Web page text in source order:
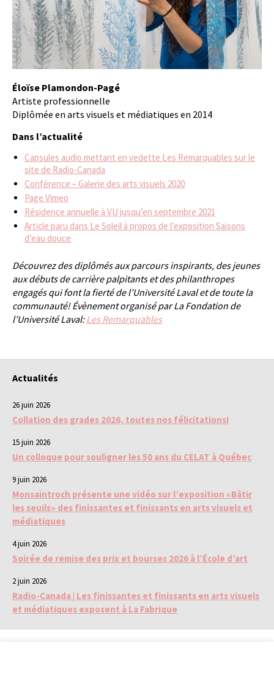
Éloïse Plamondon-Pagé
Artiste professionnelle
Diplômée en arts visuels et médiatiques en 2014
Dans l’actualité
Capsules audio mettant en vedette Les Remarquables sur le
site de Radio-Canada
Conférence – Galerie des arts visuels 2020
Page Vimeo
Résidence annuelle à VU jusqu’en septembre 2021
Article paru dans Le Soleil à propos de l’exposition Saisons
d’eau douce
Découvrez des diplômés aux parcours inspirants, des jeunes
aux débuts de carrière palpitants et des philanthropes
engagés qui font la fierté de l’Université Laval et de toute la
communauté! Évènement organisé par La Fondation de
l’Université Laval:Les Remarquables
Actualités
26 juin 2026
Collation des grades 2026, toutes nos félicitations!
15 juin 2026
Un colloque pour souligner les 50 ans du CELAT à Québec
9 juin 2026
Monsaintroch présente une vidéo sur l’exposition «Bâtir
les seuils» des finissantes et finissants en arts visuels et
médiatiques
4 juin 2026
Soirée de remise des prix et bourses 2026 à l’École d’art
2 juin 2026
Radio-Canada | Les finissantes et finissants en arts visuels
et médiatiques exposent à La Fabrique